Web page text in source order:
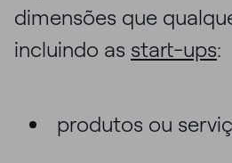
dimensões que
incluindo as start-ups:
produtos ou